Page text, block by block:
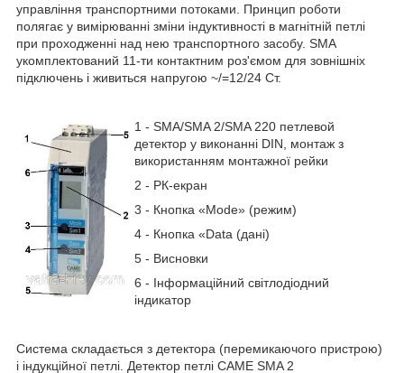
управління транспортними потоками. Принцип роботи
полягає у вимірюванні зміни індуктивності в магнітній петлі
при проходженні над нею транспортного засобу. SMA
укомплектований 11-ти контактним роз'ємом для зовнішніх
підключень і живиться напругою ~/=12/24 Ст.
1 - SMA/SMA 2/SMA 220 петлевой
детектор у виконанні DIN, монтаж з
використанням монтажної рейки
2 - РК-екран
3 - Кнопка «Mode» (режим)
4 - Кнопка «Data (дані)
5 - Висновки
6 - Інформаційний світлодіодний
індикатор
Система складається з детектора (перемикаючого пристрою)
і індукційної петлі. Детектор петлі CAME SMA 2